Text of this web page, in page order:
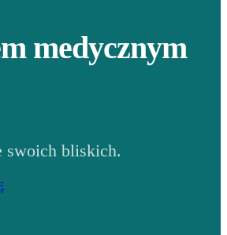
medycznym
swoich bliskich.